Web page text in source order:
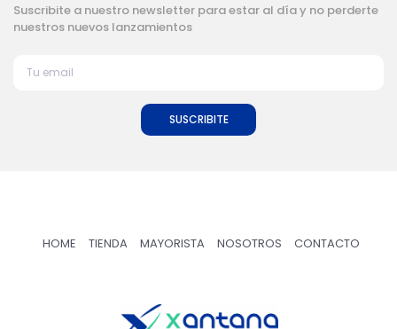
Suscribite a nuestro newsletter para estar al día y no perderte
nuestros nuevos lanzamientos
SUSCRIBITE
HOME TIENDA MAYORISTA NOSOTROS CONTACTO